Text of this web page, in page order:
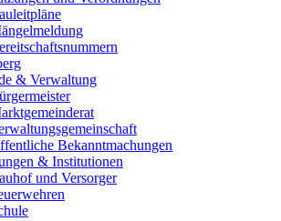
& Verwaltung
Bekanntmachungen
& Institutionen
und Versorger